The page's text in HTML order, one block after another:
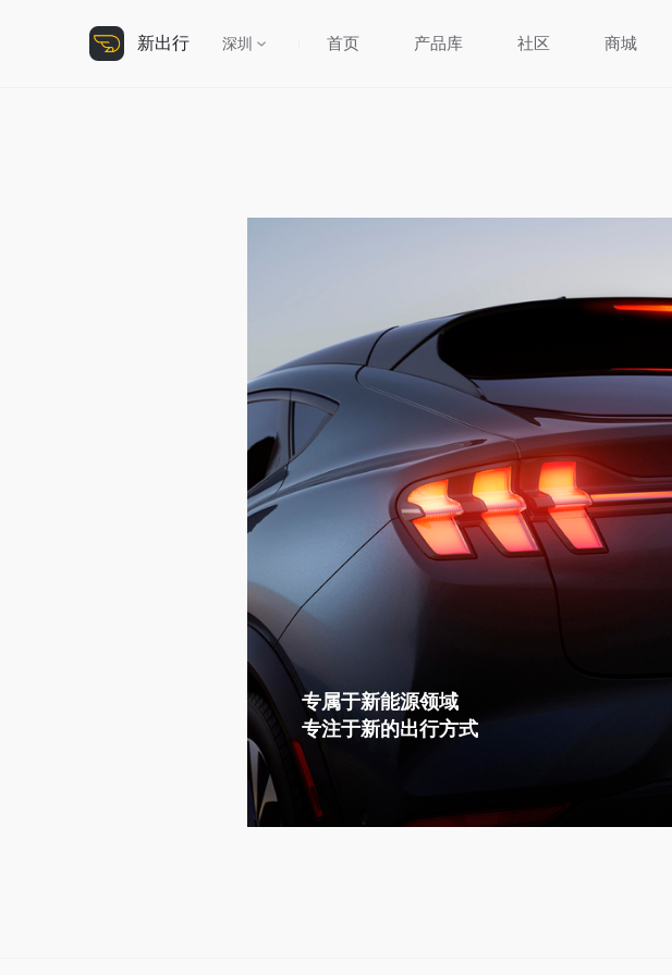
新出行 深圳 首页 产品库 社区 商城
专属于新能源领域
专注于新的出行方式